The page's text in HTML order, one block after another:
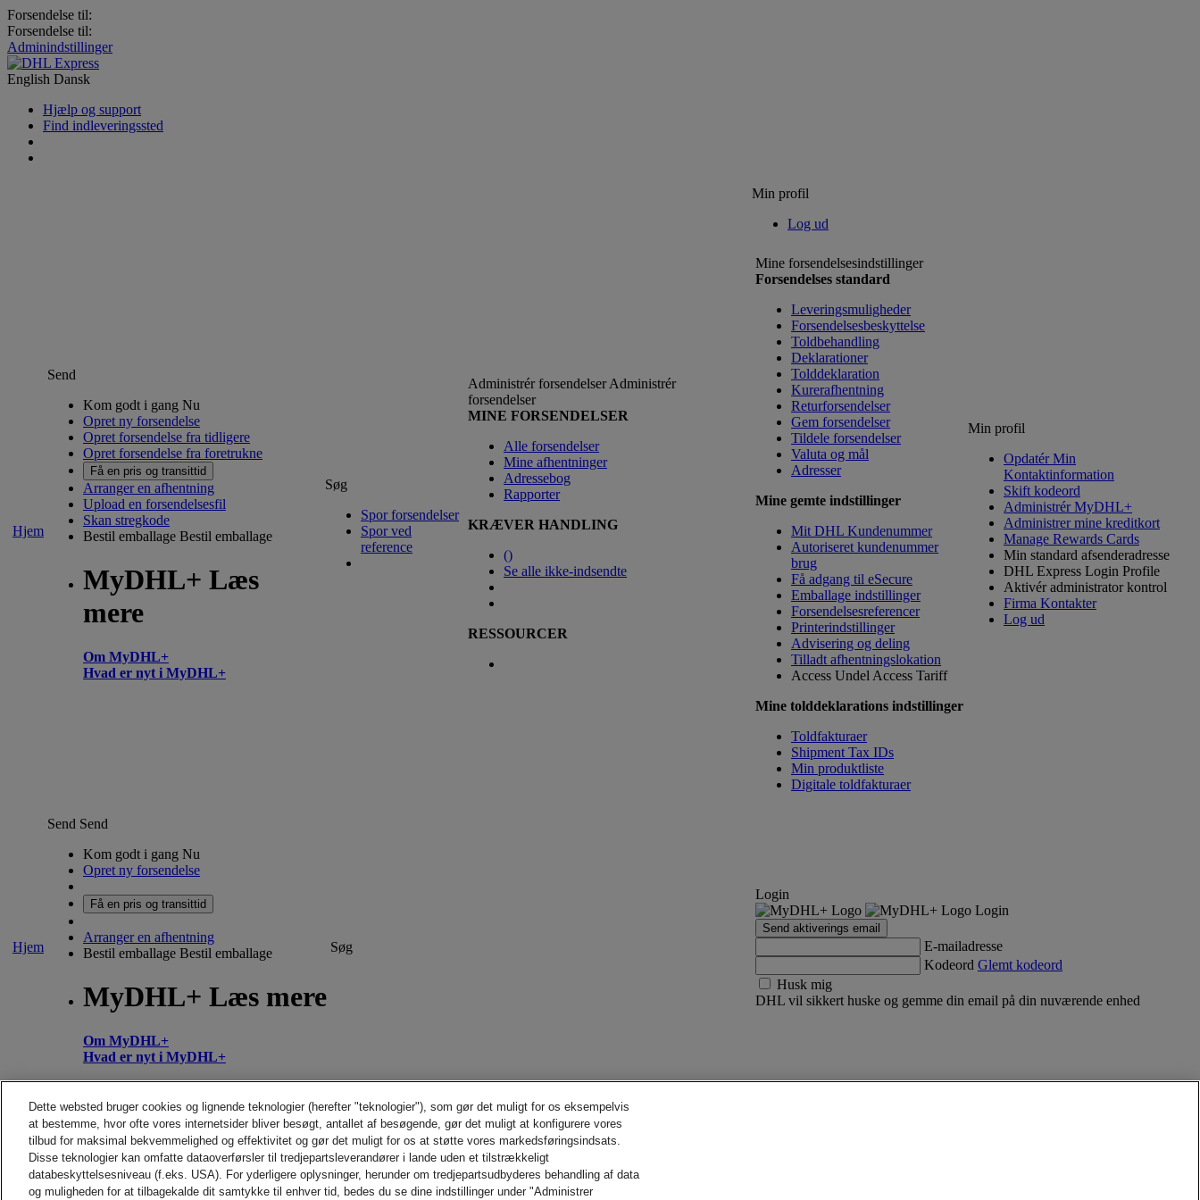
Forsendelse til:
Forsendelse til:
Adminindstillinger
English Dansk
Hjælp og support
Find indleveringssted
Min profil
Log ud
Hjem
Send
Kom godt i gang Nu
Opret ny forsendelse
Opret forsendelse fra tidligere
Opret forsendelse fra foretrukne
Få en pris og transittid
Arranger en afhentning
Upload en forsendelsesfil
Skan stregkode
Bestil emballage Bestil emballage
MyDHL+ Læs
mere
Om MyDHL+
Hvad er nyt i MyDHL+
Søg
Spor forsendelser
Spor ved
reference
Administrér forsendelserAdministrér
forsendelser
MINE FORSENDELSER
Alle forsendelser
Mine afhentninger
Adressebog
Rapporter
KRÆVER HANDLING
()
Se alle ikke-indsendte
RESSOURCER
Mine forsendelsesindstillinger
Forsendelses standard
Leveringsmuligheder
Forsendelsesbeskyttelse
Toldbehandling
Deklarationer
Tolddeklaration
Kurerafhentning
Returforsendelser
Gem forsendelser
Tildele forsendelser
Valuta og mål
Adresser
Mine gemte indstillinger
Mit DHL Kundenummer
Autoriseret kundenummer
brug
Få adgang til eSecure
Emballage indstillinger
Forsendelsesreferencer
Printerindstillinger
Advisering og deling
Tilladt afhentningslokation
Access Undel Access Tariff
Mine tolddeklarations indstillinger
Toldfakturaer
Shipment Tax IDs
Min produktliste
Digitale toldfakturaer
Min profil
Opdatér Min
Kontaktinformation
​Skift kodeord
Administrér MyDHL+
Administrer mine kreditkort
Manage Rewards Cards
Min standard afsenderadresse
DHL Express Login Profile
Aktivér administrator kontrol
Firma Kontakter
Log ud
Hjem
Send Send
Kom godt i gang Nu
Opret ny forsendelse
Få en pris og transittid
Arranger en afhentning
Bestil emballage Bestil emballage
MyDHL+ Læs mere
Om MyDHL+
Hvad er nyt i MyDHL+
Søg
Login
Login
Send aktiverings email
E-mailadresse
Kodeord Glemt kodeord
Husk mig
DHL vil sikkert huske og gemme din email på din nuværende enhed
Rapporter
CONTACT AND SUPPORT
Dette websted bruger cookies og lignende teknologier (herefter "teknologier"), som gør det muligt for os eksempelvis
at bestemme, hvor ofte vores internetsider bliver besøgt, antallet af besøgende, gør det muligt at konfigurere vores
tilbud for maksimal bekvemmelighed og effektivitet og gør det muligt for os at støtte vores markedsføringsindsats.
Disse teknologier kan omfatte dataoverførsler til tredjepartsleverandører i lande uden et tilstrækkeligt
databeskyttelsesniveau (f.eks. USA). For yderligere oplysninger, herunder om tredjepartsudbyderes behandling af data
og muligheden for at tilbagekalde dit samtykke til enhver tid, bedes du se dine indstillinger under "Administrer